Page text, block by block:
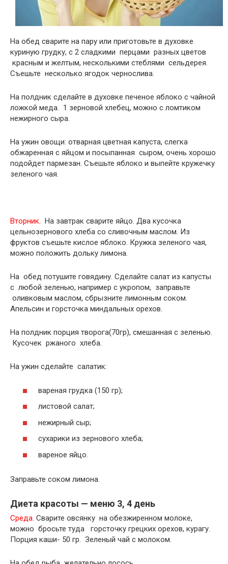
На обед сварите на пару или приготовьте в духовке
куриную грудку, с 2 сладкими перцами разных цветов
красным и желтым, несколькими стеблями сельдерея.
Съешьте несколько ягодок чернослива.
На полдник сделайте в духовке печеное яблоко с чайной
ложкой меда. 1 зерновой хлебец, можно с ломтиком
нежирного сыра.
На ужин овощи: отварная цветная капуста, слегка
обжаренная с яйцом и посыпанная сыром, очень хорошо
подойдет пармезан. Съешьте яблоко и выпейте кружечку
зеленого чая.
Вторник. На завтрак сварите яйцо. Два кусочка
цельнозернового хлеба со сливочным маслом. Из
фруктов съешьте кислое яблоко. Кружка зеленого чая,
можно положить дольку лимона.
На обед потушите говядину. Сделайте салат из капусты
с любой зеленью, например с укропом, заправьте
оливковым маслом, сбрызните лимонным соком.
Апельсин и горсточка миндальных орехов.
На полдник порция творога(70гр), смешанная с зеленью.
Кусочек ржаного хлеба.
На ужин сделайте салатик:
вареная грудка (150 гр);
листовой салат;
нежирный сыр;
сухарики из зернового хлеба;
вареное яйцо.
Заправьте соком лимона.
Диета красоты — меню 3, 4 день
Среда. Сварите овсянку на обезжиренном молоке,
можно бросьте туда горсточку грецких орехов, курагу.
Порция каши- 50 гр. Зеленый чай с молоком.